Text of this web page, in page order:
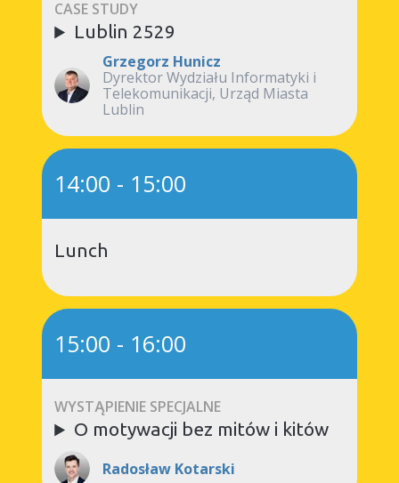
CASE STUDY
Lublin 2529
Grzegorz Hunicz
Dyrektor Wydziału Informatyki i
Telekomunikacji, Urząd Miasta
Lublin
14:00 - 15:00
Lunch
15:00 - 16:00
WYSTĄPIENIE SPECJALNE
O motywacji bez mitów i kitów
Radosław Kotarski